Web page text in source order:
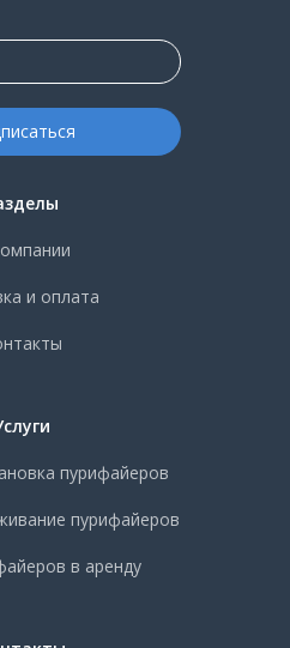
и оплата
пурифайеров
пурифайеров
в аренду